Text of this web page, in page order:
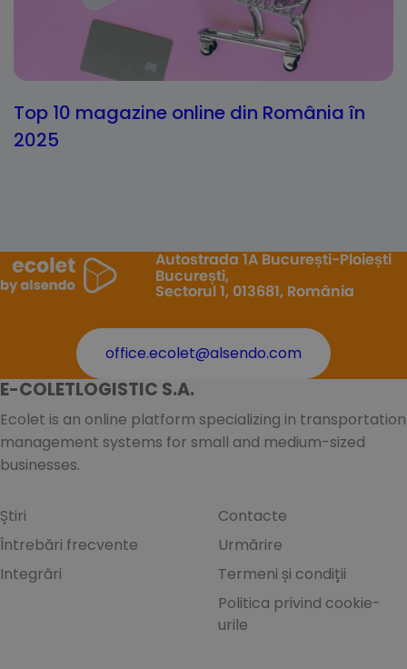
Top 10 magazine online din România în
2025
Autostrada 1A București-Ploiești
București,
Sectorul 1, 013681, România
office.ecolet@alsendo.com
E-COLETLOGISTIC S.A.
Ecolet is an online platform specializing in transportation
management systems for small and medium-sized
businesses.
Știri
Întrebări frecvente
Integrări
Contacte
Urmărire
Termeni și condiții
Politica privind cookie-
urile